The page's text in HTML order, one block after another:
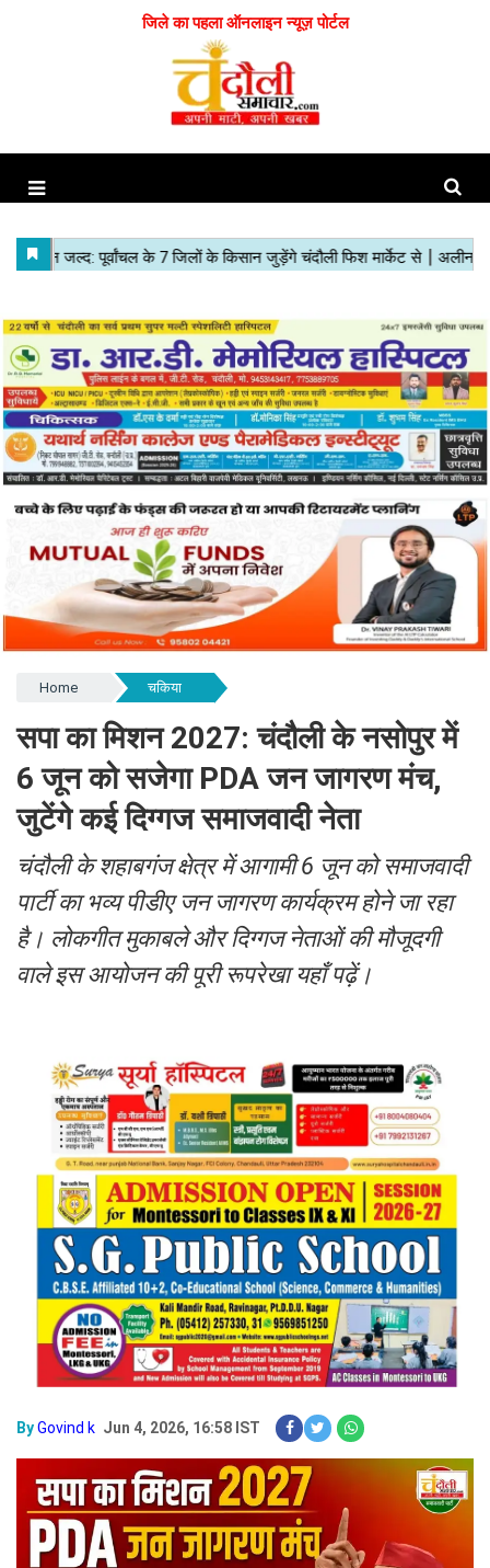
जिले का पहला ऑनलाइन न्यूज़ पोर्टल
Home चकिया
सपा का मिशन 2027: चंदौली के नसोपुर में
6 जून को सजेगा PDA जन जागरण मंच,
जुटेंगे कई दिग्गज समाजवादी नेता
चंदौली के शहाबगंज क्षेत्र में आगामी 6 जून को समाजवादी
पार्टी का भव्य पीडीए जन जागरण कार्यक्रम होने जा रहा
है। लोकगीत मुकाबले और दिग्गज नेताओं की मौजूदगी
वाले इस आयोजन की पूरी रूपरेखा यहाँ पढ़ें।
ByGovind k Jun 4, 2026, 16:58 IST